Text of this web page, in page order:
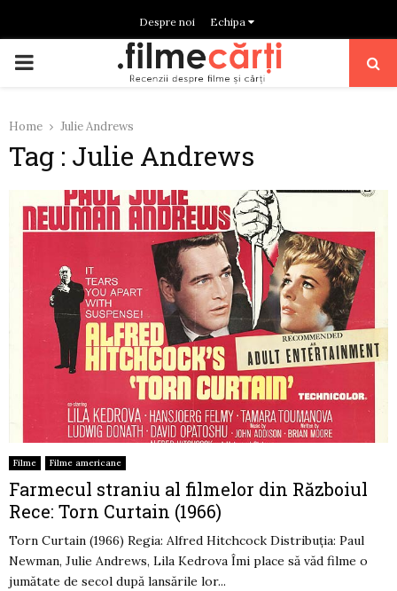
Despre noi Echipa
PRIMARY
Home Julie Andrews
Tag : Julie Andrews
Filme Filme americane
Farmecul straniu al filmelor din Războiul
Rece: Torn Curtain (1966)
Torn Curtain (1966) Regia: Alfred Hitchcock Distribuția: Paul
Newman, Julie Andrews, Lila Kedrova Îmi place să văd filme o
jumătate de secol după lansările lor...